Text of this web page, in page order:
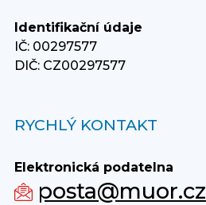
Identifikační údaje
IČ: 00297577
DIČ: CZ00297577
RYCHLÝ KONTAKT
Elektronická podatelna
posta@muor.cz